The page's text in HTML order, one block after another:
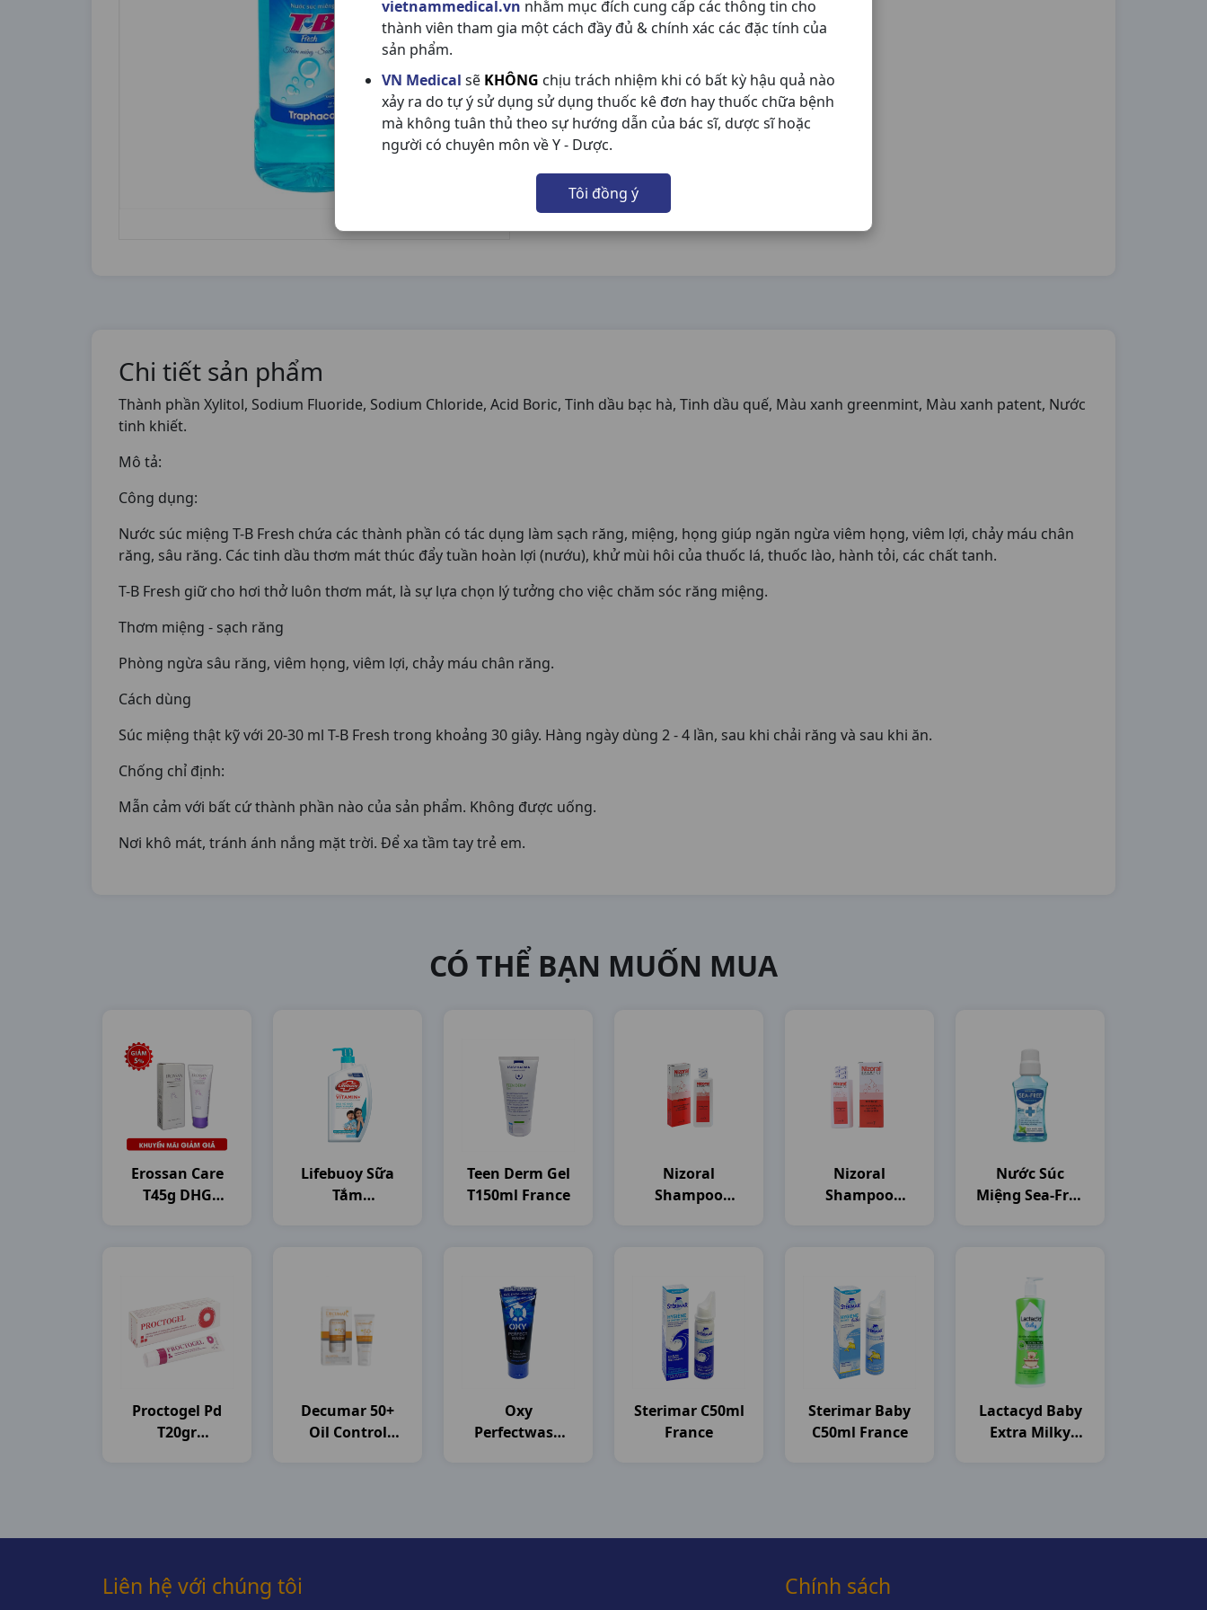
vietnammedical.vn nhằm mục đích cung cấp các thông tin cho
thành viên tham gia một cách đầy đủ & chính xác các đặc tính của
sản phẩm.
VN Medical sẽ KHÔNG chịu trách nhiệm khi có bất kỳ hậu quả nào
xảy ra do tự ý sử dụng sử dụng thuốc kê đơn hay thuốc chữa bệnh
mà không tuân thủ theo sự hướng dẫn của bác sĩ, dược sĩ hoặc
người có chuyên môn về Y - Dược.
Tôi đồng ý
Chi tiết sản phẩm
Thành phần Xylitol, Sodium Fluoride, Sodium Chloride, Acid Boric, Tinh dầu bạc hà, Tinh dầu quế, Màu xanh greenmint, Màu xanh patent, Nước
tinh khiết.
Mô tả:
Công dụng:
Nước súc miệng T-B Fresh chứa các thành phần có tác dụng làm sạch răng, miệng, họng giúp ngăn ngừa viêm họng, viêm lợi, chảy máu chân
răng, sâu răng. Các tinh dầu thơm mát thúc đẩy tuần hoàn lợi (nướu), khử mùi hôi của thuốc lá, thuốc lào, hành tỏi, các chất tanh.
T-B Fresh giữ cho hơi thở luôn thơm mát, là sự lựa chọn lý tưởng cho việc chăm sóc răng miệng.
Thơm miệng - sạch răng
Phòng ngừa sâu răng, viêm họng, viêm lợi, chảy máu chân răng.
Cách dùng
Súc miệng thật kỹ với 20-30 ml T-B Fresh trong khoảng 30 giây. Hàng ngày dùng 2 - 4 lần, sau khi chải răng và sau khi ăn.
Chống chỉ định:
Mẫn cảm với bất cứ thành phần nào của sản phẩm. Không được uống.
Nơi khô mát, tránh ánh nắng mặt trời. Để xa tầm tay trẻ em.
CÓ THỂ BẠN MUỐN MUA
Erossan Care
T45g DHG
Lifebuoy Sữa
Tắm
Teen Derm Gel
T150ml France
Nizoral
Shampoo
Nizoral
Shampoo
Nước Súc
Miệng Sea-Free
Proctogel Pd
T20gr
Decumar 50+
Oil Control
Oxy
Perfectwash
Sterimar C50ml
France
Sterimar Baby
C50ml France
Lactacyd Baby
Extra Milky
Liên hệ với chúng tôi Chính sách